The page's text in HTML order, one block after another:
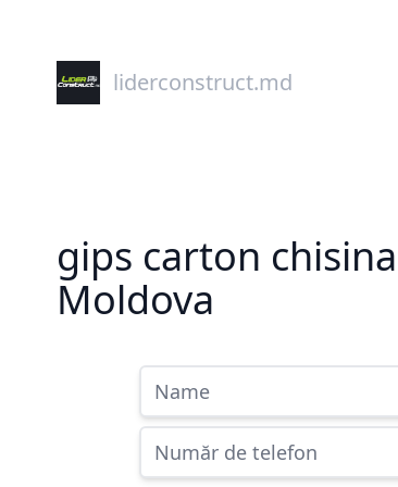
liderconstruct.md
gips carton
Moldova